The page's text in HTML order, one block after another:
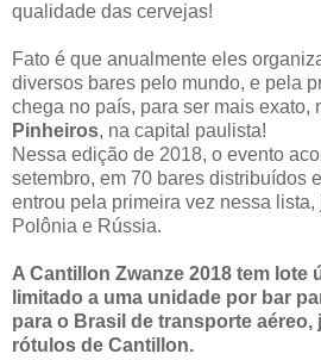
qualidade das cervejas!
Fato é que anualmente eles
diversos bares pelo mundo, e pela
chega no país, para ser mais exato,
Pinheiros, na capital paulista!
Nessa edição de 2018, o evento
setembro, em 70 bares distribuídos
entrou pela primeira vez nessa lista,
Polônia e Rússia.
A Cantillon Zwanze 2018 tem lote
limitado a uma unidade por bar
para o Brasil de transporte
rótulos de Cantillon.